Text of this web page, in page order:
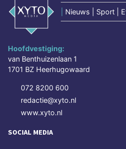
Nieuws | Sport |
Hoofdvestiging:
van Benthuizenlaan 1
1701 BZ Heerhugowaard
072 8200 600
redactie@xyto.nl
www.xyto.nl
SOCIAL MEDIA